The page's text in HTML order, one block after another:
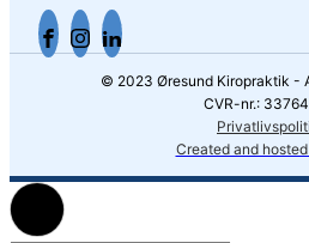
© 2023 Øresund Kiropraktik -
CVR-nr.:
Created and